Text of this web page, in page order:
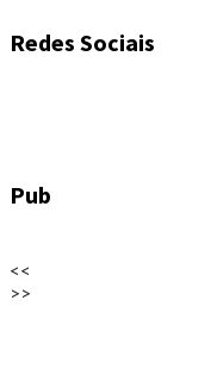
Redes Sociais
Pub
<<
>>